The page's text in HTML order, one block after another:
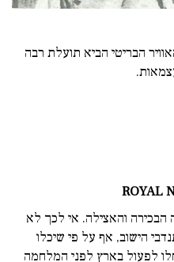
הבריטי הביא תועלת רבה
ROYAL
הבכירה והאצילה. אי לכך לא
הישוב, אף על פי שיכלו
לפעול בארץ לפני המלחמה